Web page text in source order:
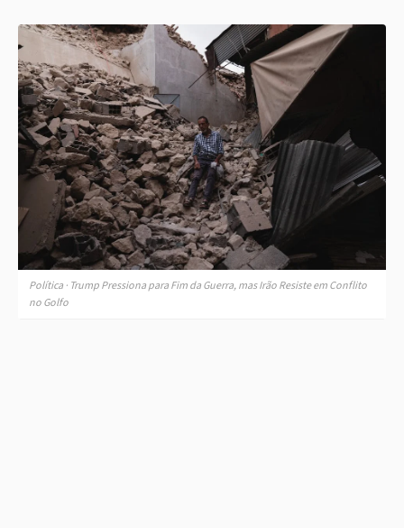
Política · Trump Pressiona para Fim da Guerra, mas Irão Resiste em Conflito
no Golfo